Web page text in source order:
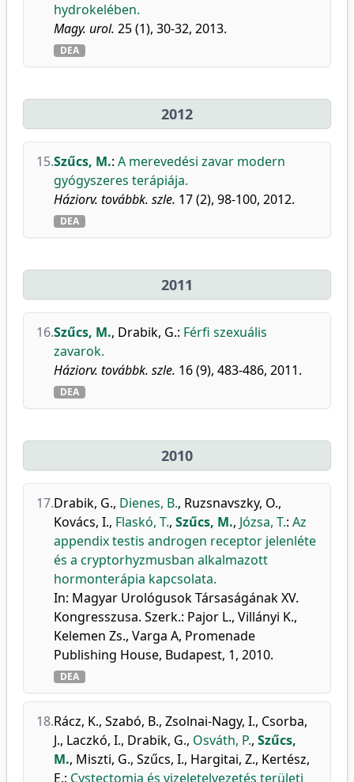
hydrokelében.
Magy. urol. 25 (1), 30-32, 2013.
DEA
2012
15.Szűcs, M.: A merevedési zavar modern
gyógyszeres terápiája.
Háziorv. továbbk. szle. 17 (2), 98-100, 2012.
DEA
2011
16.Szűcs, M., Drabik, G.: Férfi szexuális
zavarok.
Háziorv. továbbk. szle. 16 (9), 483-486, 2011.
DEA
2010
17.Drabik, G., Dienes, B., Ruzsnavszky, O.,
Kovács, I., Flaskó, T., Szűcs, M., Józsa, T.: Az
appendix testis androgen receptor jelenléte
és a cryptorhyzmusban alkalmazott
hormonterápia kapcsolata.
In: Magyar Urológusok Társaságának XV.
Kongresszusa. Szerk.: Pajor L., Villányi K.,
Kelemen Zs., Varga A, Promenade
Publishing House, Budapest, 1, 2010.
DEA
18.Rácz, K., Szabó, B., Zsolnai-Nagy, I., Csorba,
J., Laczkó, I., Drabik, G., Osváth, P., Szűcs,
M., Miszti, G., Szűcs, I., Hargitai, Z., Kertész,
E.: Cystectomia és vizeletelvezetés területi